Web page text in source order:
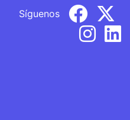
Síguenos